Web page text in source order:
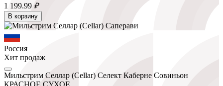
1 199.99 ₽
В корзину
Россия
Хит продаж
Мильстрим Селлар (Cellar) Селект Каберне Совиньон
КРАСНОЕ СУХОЕ